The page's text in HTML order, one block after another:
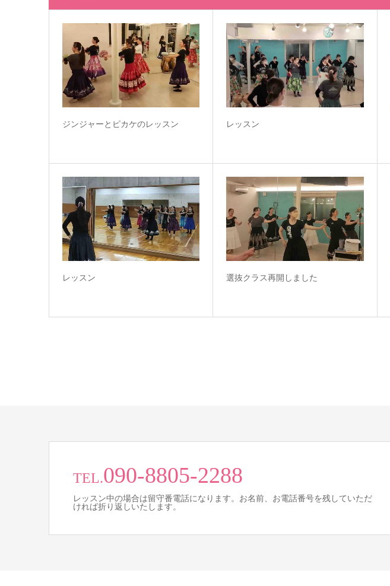
ジンジャーとピカケのレッスン レッスン
レッスン 選抜クラス再開しました
TEL.090-8805-2288
レッスン中の場合は留守番電話になります。お名前、お電話番号を残していただ
ければ折り返しいたします。